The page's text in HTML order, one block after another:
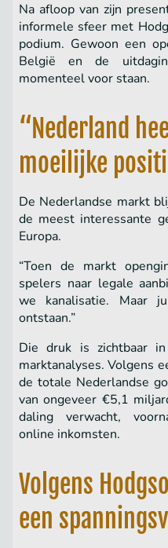
Na afloop van zijn
informele sfeer met
podium. Gewoon een
België en de
momenteel voor staan.
“Nederland
moeilijke
De Nederlandse markt
de meest interessante
Europa.
“Toen de markt
spelers naar legale
we kanalisatie. Maar
ontstaan.”
Die druk is zichtbaar
marktanalyses. Volgens
de totale Nederlandse
van ongeveer €5,1
daling verwacht,
online inkomsten.
Volgens
een